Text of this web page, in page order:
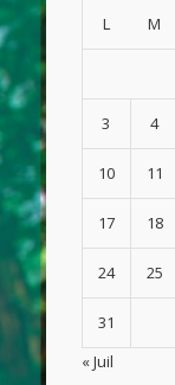
L M
3 4
10 11
17 18
24 25
31
« Juil